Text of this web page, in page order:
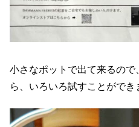
小さなポットで出て来るの
ら、いろいろ試すことができ